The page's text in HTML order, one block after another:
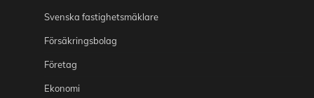
Svenska fastighetsmäklare
Försäkringsbolag
Företag
Ekonomi